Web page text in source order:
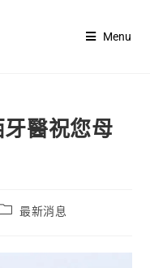
Menu
醫祝您母
最新消息